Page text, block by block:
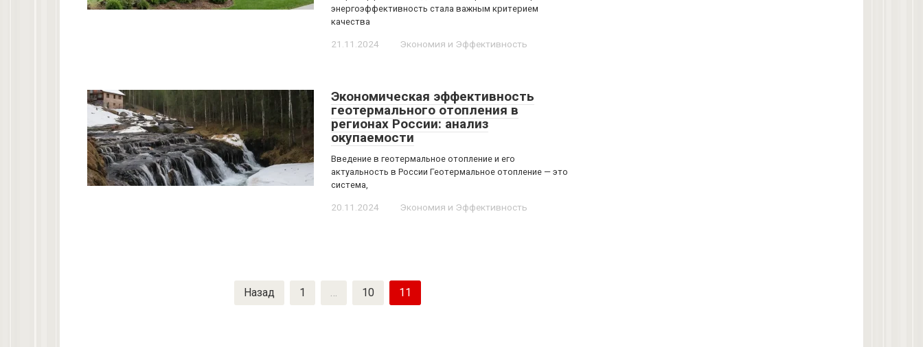
энергоэффективность стала важным критерием
качества
21.11.2024 Экономия и Эффективность
Экономическая эффективность
геотермального отопления в
регионах России: анализ
окупаемости
Введение в геотермальное отопление и его
актуальность в России Геотермальное отопление — это
система,
20.11.2024 Экономия и Эффективность
Назад 1 … 10 11